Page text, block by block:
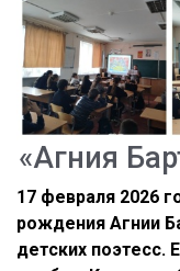
«Агния
17 февраля 2026
рождения Агнии
детских поэтесс.